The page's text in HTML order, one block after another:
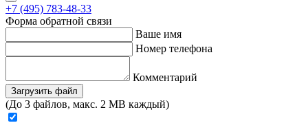
+7 (495) 783-48-33
Форма обратной связи
Ваше имя
Номер телефона
Комментарий
Загрузить файл
(До 3 файлов, макс. 2 MB каждый)